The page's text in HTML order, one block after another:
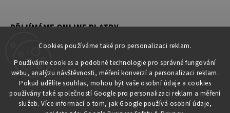
Cookies používáme také pro personalizaci reklam.
Používáme cookies a podobné technologie pro správné fungování
webu, analýzu návštěvnosti, měření konverzí a personalizaci reklam.
Pokud udělíte souhlas, mohou být vaše osobní údaje a cookies
používány také společností Google pro personalizaci reklam a měření
služeb. Více informací o tom, jak Google používá osobní údaje,
PŘIJÍMÁME ONLINE PLATBY
KONTAKT
obchod @petromila.cz